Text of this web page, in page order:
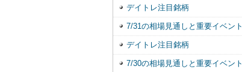
デイトレ注目銘柄
7/31の相場見通しと重要イベント
デイトレ注目銘柄
7/30の相場見通しと重要イベント